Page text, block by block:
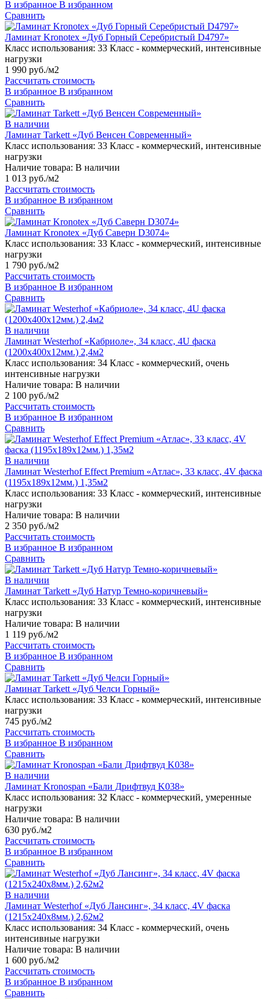
В избранное В избранном
Сравнить
Ламинат Kronotex «Дуб Горный Серебристый D4797»
Класс использования: 33 Класс - коммерческий, интенсивные
нагрузки
1 990 руб./м2
Рассчитать стоимость
В избранное В избранном
Сравнить
В наличии
Ламинат Tarkett «Дуб Венсен Современный»
Класс использования: 33 Класс - коммерческий, интенсивные
нагрузки
Наличие товара: В наличии
1 013 руб./м2
Рассчитать стоимость
В избранное В избранном
Сравнить
Ламинат Kronotex «Дуб Саверн D3074»
Класс использования: 33 Класс - коммерческий, интенсивные
нагрузки
1 790 руб./м2
Рассчитать стоимость
В избранное В избранном
Сравнить
В наличии
Ламинат Westerhof «Кабриоле», 34 класс, 4U фаска
(1200х400х12мм.) 2,4м2
Класс использования: 34 Класс - коммерческий, очень
интенсивные нагрузки
Наличие товара: В наличии
2 100 руб./м2
Рассчитать стоимость
В избранное В избранном
Сравнить
В наличии
Ламинат Westerhof Effect Premium «Атлас», 33 класс, 4V фаска
(1195х189х12мм.) 1,35м2
Класс использования: 33 Класс - коммерческий, интенсивные
нагрузки
Наличие товара: В наличии
2 350 руб./м2
Рассчитать стоимость
В избранное В избранном
Сравнить
В наличии
Ламинат Tarkett «Дуб Натур Темно-коричневый»
Класс использования: 33 Класс - коммерческий, интенсивные
нагрузки
Наличие товара: В наличии
1 119 руб./м2
Рассчитать стоимость
В избранное В избранном
Сравнить
Ламинат Tarkett «Дуб Челси Горный»
Класс использования: 33 Класс - коммерческий, интенсивные
нагрузки
745 руб./м2
Рассчитать стоимость
В избранное В избранном
Сравнить
В наличии
Ламинат Kronospan «Бали Дрифтвуд K038»
Класс использования: 32 Класс - коммерческий, умеренные
нагрузки
Наличие товара: В наличии
630 руб./м2
Рассчитать стоимость
В избранное В избранном
Сравнить
В наличии
Ламинат Westerhof «Дуб Лансинг», 34 класс, 4V фаска
(1215х240х8мм.) 2,62м2
Класс использования: 34 Класс - коммерческий, очень
интенсивные нагрузки
Наличие товара: В наличии
1 600 руб./м2
Рассчитать стоимость
В избранное В избранном
Сравнить